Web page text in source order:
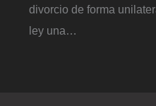
divorcio de forma
ley una…